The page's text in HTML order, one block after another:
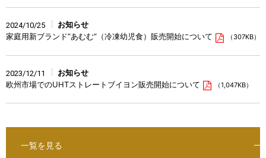
2024/10/25
お知らせ
家庭用新ブランド”あむむ”（冷凍幼児食）販売開始について
（307KB）
2023/12/11
お知らせ
欧州市場でのUHTストレートブイヨン販売開始について
（1,047KB）
一覧を見る